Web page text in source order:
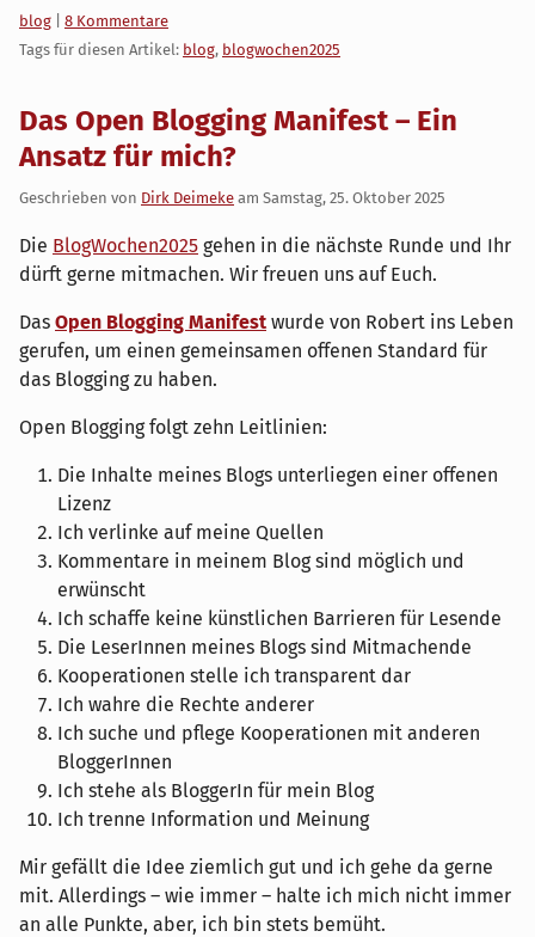
Kategorien:
blog
8 Kommentare
Tags für diesen Artikel: blog, blogwochen2025
Das Open Blogging Manifest – Ein
Ansatz für mich?
Geschrieben von Dirk Deimeke am Samstag, 25. Oktober 2025
Die BlogWochen2025 gehen in die nächste Runde und Ihr
dürft gerne mitmachen. Wir freuen uns auf Euch.
Das Open Blogging Manifest wurde von Robert ins Leben
gerufen, um einen gemeinsamen offenen Standard für
das Blogging zu haben.
Open Blogging folgt zehn Leitlinien:
Die Inhalte meines Blogs unterliegen einer offenen
Lizenz
Ich verlinke auf meine Quellen
Kommentare in meinem Blog sind möglich und
erwünscht
Ich schaffe keine künstlichen Barrieren für Lesende
Die LeserInnen meines Blogs sind Mitmachende
Kooperationen stelle ich transparent dar
Ich wahre die Rechte anderer
Ich suche und pflege Kooperationen mit anderen
BloggerInnen
Ich stehe als BloggerIn für mein Blog
Ich trenne Information und Meinung
Mir gefällt die Idee ziemlich gut und ich gehe da gerne
mit. Allerdings – wie immer – halte ich mich nicht immer
an alle Punkte, aber, ich bin stets bemüht.